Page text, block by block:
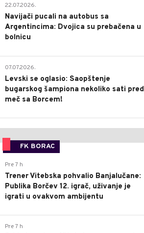
22.07.2026.
Navijači pucali na autobus sa
Argentincima: Dvojica su prebačena u
bolnicu
07.07.2026.
Levski se oglasio: Saopštenje
bugarskog šampiona nekoliko sati pred
meč sa Borcem!
FK BORAC
Pre 7 h
Trener Vitebska pohvalio Banjalučane:
Publika Borčev 12. igrač, uživanje je
igrati u ovakvom ambijentu
Pre 7 h